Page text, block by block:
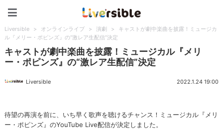
Liversible > オンラインライブ > 演劇 >
キャストが劇中楽曲を披露！ミュージカ
ル『メリー・ポピンズ』の“激レア生配信”決定
キャストが劇中楽曲を披露！ミュージカル『メリ
ー・ポピンズ』の“激レア生配信”決定
Liversible 2022.1.24 19:00
待望の再演を前に、いち早く歌声を聴けるチャンス！ミュージカル『メリ
ー・ポピンズ』のYouTube Live配信が決定しました。